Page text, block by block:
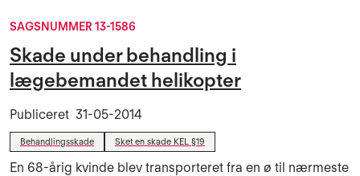
SAGSNUMMER 13-1586
Skade under behandling i
lægebemandet helikopter
Publiceret 31-05-2014
Behandlingsskade Sket en skade KEL §19
En 68-årig kvinde blev transporteret fra en ø til nærmeste